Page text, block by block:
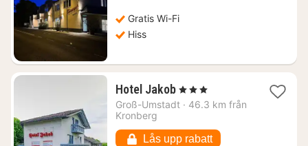
Gratis Wi-Fi
Hiss
Hotel Jakob1
natt
kr.
, 3 Stjärnor
Groß-Umstadt · 46.3 km från
Kronberg
Lås upp rabatt